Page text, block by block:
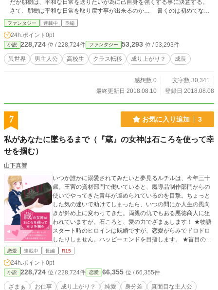
だが朋樹は、平和な日常を送りたいが為に己自身を強くする事に決意する。
さて、朋樹は平和な日常を取り戻す事が出来るのか… 書くのは初めてなの
で、誤字脱字が多かったり、文章とかも、おかしかったりすると思いますが。気
づいたら指摘していただけると嬉しいです。 なろうとカクヨムにも出していま
す。 これからよろしいお願いします。
ファンタジー 連載中 長編
24h.ポイント 0pt
小説 228,724 位 / 228,724件 ファンタジー 53,293 位 / 53,293件
異世界 男主人公 高校生 クラス転移 成り上がり？ 成長
感想数 0
文字数 30,341
最終更新日 2018.08.10
登録日 2018.08.08
7 お気に入り追加 3
私があなたに墜ちるまで（『蔵』の女神は石ころを使って幸
せを掴む）
山下真響
いつか誰かに溺愛されてみたいと夢見るルチルは、今年三十
歳。王宮の資材部門で働いていると、魔導品制作部門からの
使いでやってきた青年が虐められているのを目撃。ちょっと
した気の迷いで助けてしまったら、いつの間にか人生の風向
きが斜め上に変わってきた。両親の仇でもある悪徳商人に狙
われていますが、石ころと、愛の力でざまぁします！ ★物語
スタート時のヒロインは既婚ですが、恋愛がらみでドロドロ
したりしません。ハッピーエンドを目指します。 ★盲目の青
年が公爵家の長男だったなんて、知らなかった。 ★陰で『蔵
豊富で、数々の王宮の使用人のピンチを救っているからなの
だが、本人は無意識である。
恋愛 連載中 長編 R15
24h.ポイント 0pt
小説 228,724 位 / 228,724件 恋愛 66,355 位 / 66,355件
ざまぁ お仕事 成り上がり？ 純愛 身分差
真面目な主人公